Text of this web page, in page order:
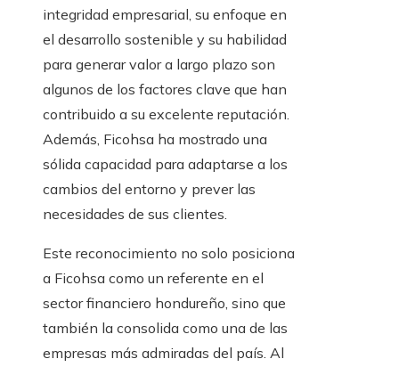
integridad empresarial, su enfoque en
el desarrollo sostenible y su habilidad
para generar valor a largo plazo son
algunos de los factores clave que han
contribuido a su excelente reputación.
Además, Ficohsa ha mostrado una
sólida capacidad para adaptarse a los
cambios del entorno y prever las
necesidades de sus clientes.
Este reconocimiento no solo posiciona
a Ficohsa como un referente en el
sector financiero hondureño, sino que
también la consolida como una de las
empresas más admiradas del país. Al